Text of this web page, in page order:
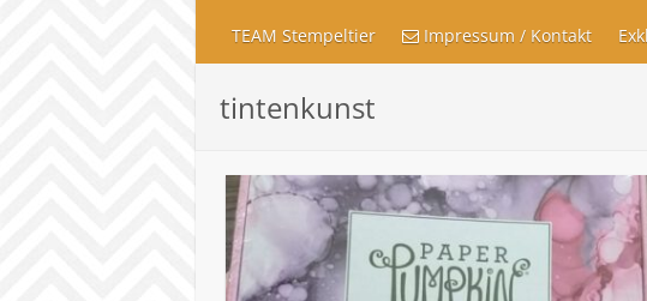
TEAM Stempeltier Impressum / Kontakt
tintenkunst